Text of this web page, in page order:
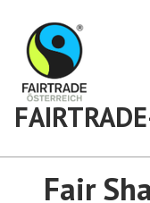
Inhalt
springen
Fair